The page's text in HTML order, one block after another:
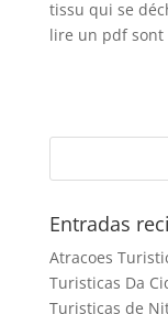
tissu qui se
lire un pdf sont
Entradas
Atracoes
Turisticas Da
Turisticas de